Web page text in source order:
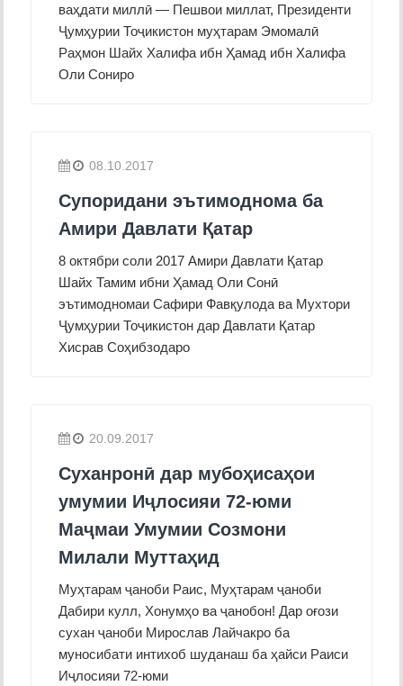
ваҳдати миллӣ — Пешвои миллат, Президенти
Ҷумҳурии Тоҷикистон муҳтарам Эмомалӣ
Раҳмон Шайх Халифа ибн Ҳамад ибн Халифа
Оли Сониро
08.10.2017
Супоридани эътимоднома ба
Амири Давлати Қатар
8 октябри соли 2017 Амири Давлати Қатар
Шайх Тамим ибни Ҳамад Оли Сонӣ
эътимодномаи Сафири Фавқулода ва Мухтори
Ҷумҳурии Тоҷикистон дар Давлати Қатар
Хисрав Соҳибзодаро
20.09.2017
Суханронӣ дар мубоҳисаҳои
умумии Иҷлосияи 72-юми
Маҷмаи Умумии Созмони
Милали Муттаҳид
Муҳтарам ҷаноби Раис, Муҳтарам ҷаноби
Дабири кулл, Хонумҳо ва ҷанобон! Дар оғози
сухан ҷаноби Мирослав Лайчакро ба
муносибати интихоб шуданаш ба ҳайси Раиси
Иҷлосияи 72-юми